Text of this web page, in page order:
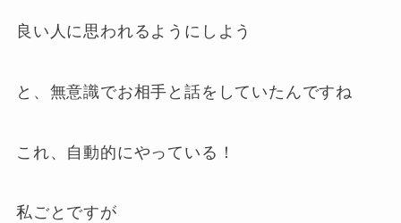
良い人に思われるようにしよう
と、無意識でお相手と話をしていたんですね
これ、自動的にやっている！
私ごとですが